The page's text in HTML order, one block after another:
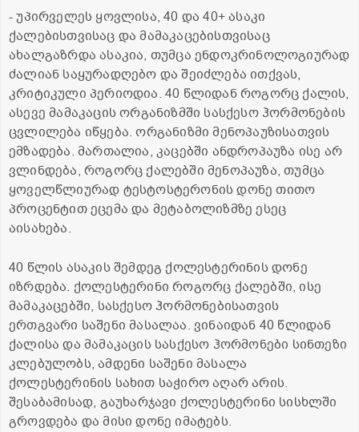
- უპირველეს ყოვლისა, 40 და 40+ ასაკი
ქალებისთვისაც და მამაკაცებისთვისაც
ახალგაზრდა ასაკია, თუმცა ენდოკრინოლოგიურად
ძალიან საყურადღებო და შეიძლება ითქვას,
კრიტიკული პერიოდია. 40 წლიდან როგორც ქალის,
ასევე მამაკაცის ორგანიზმში სასქესო ჰორმონების
ცვლილება იწყება. ორგანიზმი მენოპაუზისათვის
ემზადება. მართალია, კაცებში ანდროპაუზა ისე არ
ვლინდება, როგორც ქალებში მენოპაუზა, თუმცა
ყოველწლიურად ტესტოსტერონის დონე თითო
პროცენტით ეცემა და მეტაბოლიზმზე ესეც
აისახება.
40 წლის ასაკის შემდეგ ქოლესტერინის დონე
იზრდება. ქოლესტერინი როგორც ქალებში, ისე
მამაკაცებში, სასქესო ჰორმონებისათვის
ერთგვარი საშენი მასალაა. ვინაიდან 40 წლიდან
ქალისა და მამაკაცის სასქესო ჰორმონები სინთეზი
კლებულობს, ამდენი საშენი მასალა
ქოლესტერინის სახით საჭირო აღარ არის.
შესაბამისად, გაუხარჯავი ქოლესტერინი სისხლში
გროვდება და მისი დონე იმატებს.